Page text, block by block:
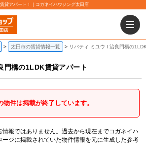
貸アパート！｜コガネイハウジング太田店
太田市の賃貸情報一覧 リバティ ミユウ I 治良門橋の
門橋の1LDK賃貸アパート
物件は掲載が終了しています。
報ではありません。過去から現在までコガネイハ
ージに掲載されていた物件情報を元に生成した参考